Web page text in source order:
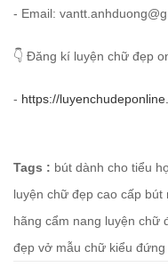
- Email:
👇 Đăng kí luyện chữ đẹp
- https://
Tags : bút dành cho tiểu
luyện chữ đẹp cao cấp bút
hãng cẩm nang luyện chữ
đẹp vở mẫu chữ kiểu đứng